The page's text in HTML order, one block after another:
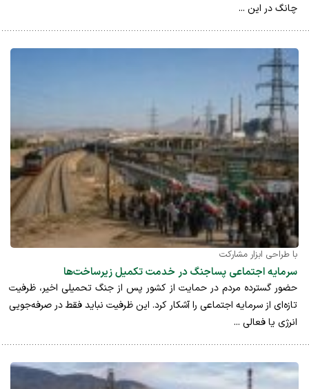
چانگ در این ...
با طراحی ابزار مشارکت
سرمایه اجتماعی پساجنگ در خدمت تکمیل زیرساخت‌ها
حضور گسترده مردم در حمایت از کشور پس از جنگ تحمیلی اخیر، ظرفیت
تازه‌ای از سرمایه اجتماعی را آشکار کرد. این ظرفیت نباید فقط در صرفه‌جویی
انرژی یا فعالی ...